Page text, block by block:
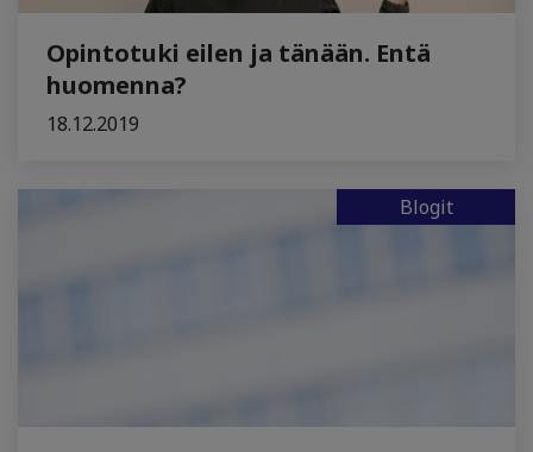
Opintotuki eilen ja tänään. Entä
huomenna?
18.12.2019
Blogit